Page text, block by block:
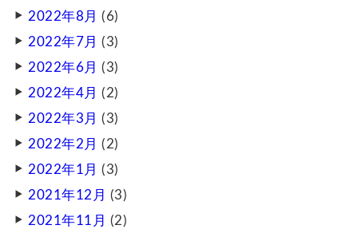
2022年8月 (6)
2022年7月 (3)
2022年6月 (3)
2022年4月 (2)
2022年3月 (3)
2022年2月 (2)
2022年1月 (3)
2021年12月 (3)
2021年11月 (2)